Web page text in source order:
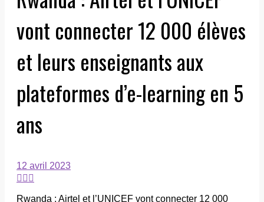
vont connecter 12 000 élèves
et leurs enseignants aux
plateformes d’e-learning en 5
ans
12 avril 2023
Rwanda : Airtel et l’UNICEF vont connecter 12 000